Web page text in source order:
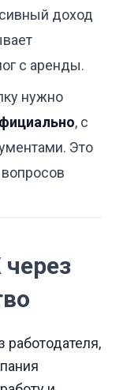
доход
с аренды.
нужно
, с
Это
вопросов